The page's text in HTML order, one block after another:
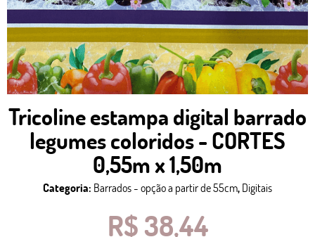
Tricoline estampa digital barrado
legumes coloridos - CORTES
0,55m x 1,50m
Categoria: Barrados - opção a partir de 55cm, Digitais
R$ 38,44